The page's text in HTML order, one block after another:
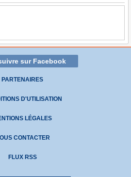
sur Facebook
PARTENAIRES
D'UTILISATION
LÉGALES
CONTACTER
FLUX RSS